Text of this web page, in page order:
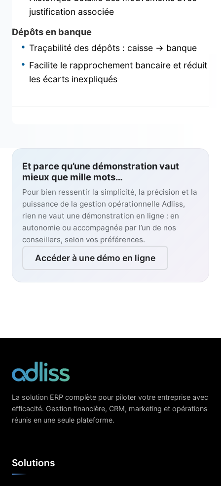
justification associée
Dépôts en banque
Traçabilité des dépôts : caisse → banque
Facilite le rapprochement bancaire et réduit
les écarts inexpliqués
Et parce qu’une démonstration vaut
mieux que mille mots…
Pour bien ressentir la simplicité, la précision et la
puissance de la gestion opérationnelle Adliss,
rien ne vaut une démonstration en ligne : en
autonomie ou accompagnée par l’un de nos
conseillers, selon vos préférences.
Accéder à une démo en ligne
La solution ERP complète pour piloter votre entreprise avec
efficacité. Gestion financière, CRM, marketing et opérations
réunis en une seule plateforme.
Solutions